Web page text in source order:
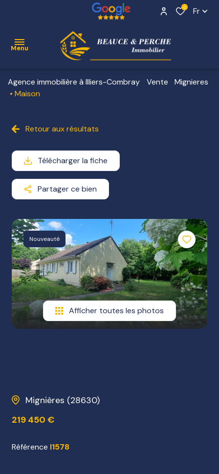
0 Fr
Menu
ACCUEIL
NOS
VENDUS
ESTIMATION
E-MAIL
NOTRE
AGENCE
NOS
HONORAIRES
Agence immobilière à Illiers-Combray Vente
Mignieres
Maison
Retour aux résultats
Télécharger la fiche
Partager ce bien
Nouveauté
Afficher toutes les photos
Mignières (28630)
219 450 €
Référence I1578